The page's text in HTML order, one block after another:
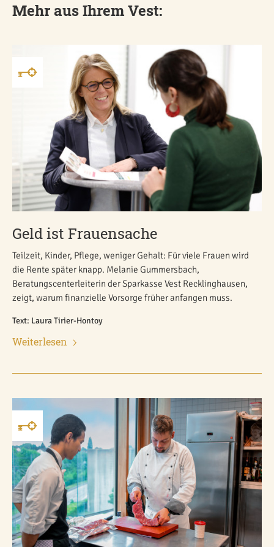
Mehr aus Ihrem Vest:
Geld ist Frauensache
Teilzeit, Kinder, Pflege, weniger Gehalt: Für viele Frauen wird
die Rente später knapp. Melanie Gummersbach,
Beratungscenterleiterin der Sparkasse Vest Recklinghausen,
zeigt, warum finanzielle Vorsorge früher anfangen muss.
Text: Laura Tirier-Hontoy
Weiterlesen